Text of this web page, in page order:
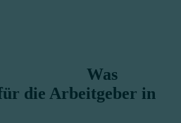
Was
die Arbeitgeber in